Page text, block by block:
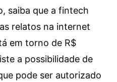
saiba que a fintech
relatos na internet
em torno de R$
a possibilidade de
pode ser autorizado